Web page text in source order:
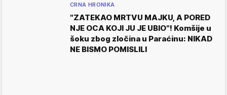
CRNA HRONIKA
"ZATEKAO MRTVU MAJKU, A PORED
NJE OCA KOJI JU JE UBIO"! Komšije u
šoku zbog zločina u Paraćinu: NIKAD
NE BISMO POMISLILI